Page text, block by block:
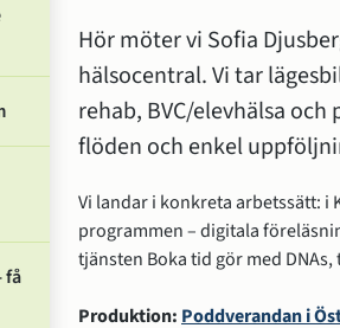
få
Hör möter vi Sofia
hälsocentral. Vi tar
rehab, BVC/elevhälsa
flöden och enkel
Vi landar i konkreta arbetssätt: i
programmen – digitala
tjänsten Boka tid gör med
Produktion: Poddverandan i